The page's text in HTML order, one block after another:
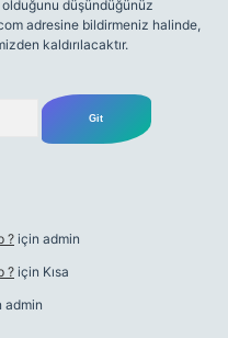
düşündüğünüz
adresine bildirmeniz halinde,
kaldırılacaktır.
? için admin
? için Kısa
admin